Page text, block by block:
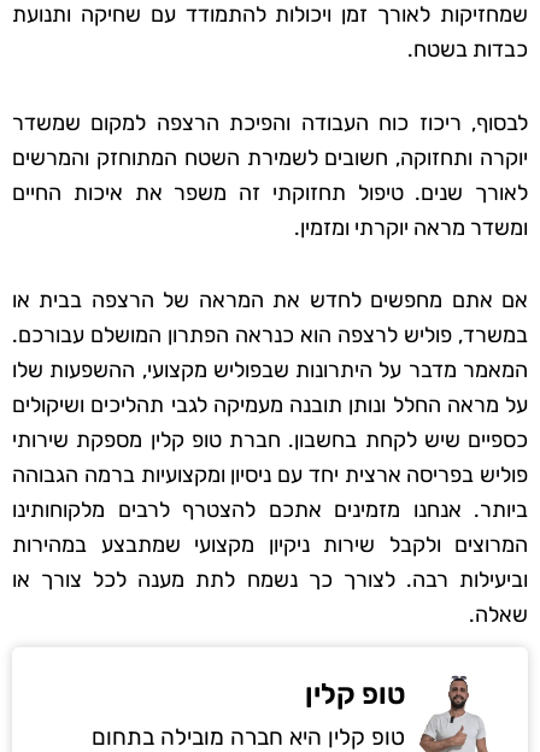
שמחזיקות לאורך זמן ויכולות להתמודד עם שחיקה ותנועת
כבדות בשטח.
לבסוף, ריכוז כוח העבודה והפיכת הרצפה למקום שמשדר
יוקרה ותחזוקה, חשובים לשמירת השטח המתוחזק והמרשים
לאורך שנים. טיפול תחזוקתי זה משפר את איכות החיים
ומשדר מראה יוקרתי ומזמין.
אם אתם מחפשים לחדש את המראה של הרצפה בבית או
במשרד, פוליש לרצפה הוא כנראה הפתרון המושלם עבורכם.
המאמר מדבר על היתרונות שבפוליש מקצועי, ההשפעות שלו
על מראה החלל ונותן תובנה מעמיקה לגבי תהליכים ושיקולים
כספיים שיש לקחת בחשבון. חברת טופ קלין מספקת שירותי
פוליש בפריסה ארצית יחד עם ניסיון ומקצועיות ברמה הגבוהה
ביותר. אנחנו מזמינים אתכם להצטרף לרבים מלקוחותינו
המרוצים ולקבל שירות ניקיון מקצועי שמתבצע במהירות
וביעילות רבה. לצורך כך נשמח לתת מענה לכל צורך או
שאלה.
טופ קלין
טופ קלין היא חברה מובילה בתחום